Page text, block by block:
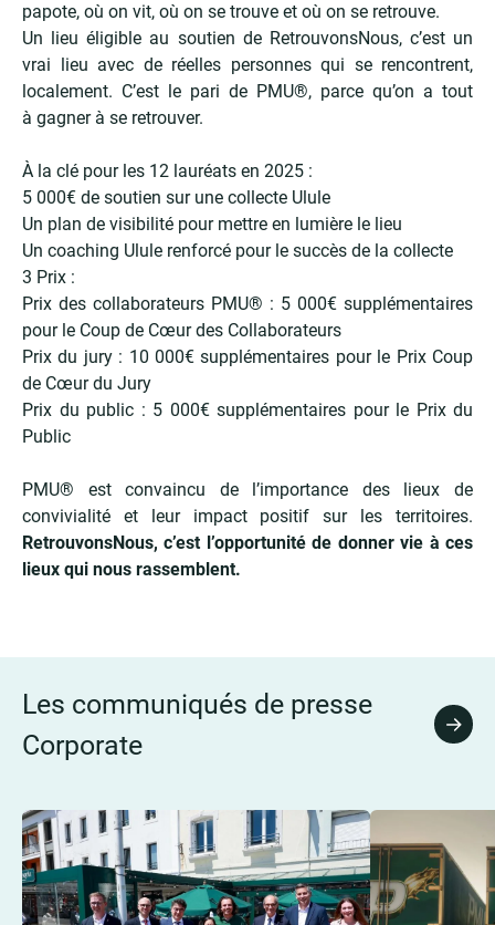
papote, où on vit, où on se trouve et où on se retrouve.
Un lieu éligible au soutien de RetrouvonsNous, c’est un
vrai lieu avec de réelles personnes qui se rencontrent,
localement. C’est le pari de PMU®, parce qu’on a tout
à gagner à se retrouver.
À la clé pour les 12 lauréats en 2025 :
5 000€ de soutien sur une collecte Ulule
Un plan de visibilité pour mettre en lumière le lieu
Un coaching Ulule renforcé pour le succès de la collecte
3 Prix :
Prix des collaborateurs PMU® : 5 000€ supplémentaires
pour le Coup de Cœur des Collaborateurs
Prix du jury : 10 000€ supplémentaires pour le Prix Coup
de Cœur du Jury
Prix du public : 5 000€ supplémentaires pour le Prix du
Public
PMU® est convaincu de l’importance des lieux de
convivialité et leur impact positif sur les territoires.
RetrouvonsNous, c’est l’opportunité de donner vie à ces
lieux qui nous rassemblent.
Les communiqués de presse
Corporate
Tous